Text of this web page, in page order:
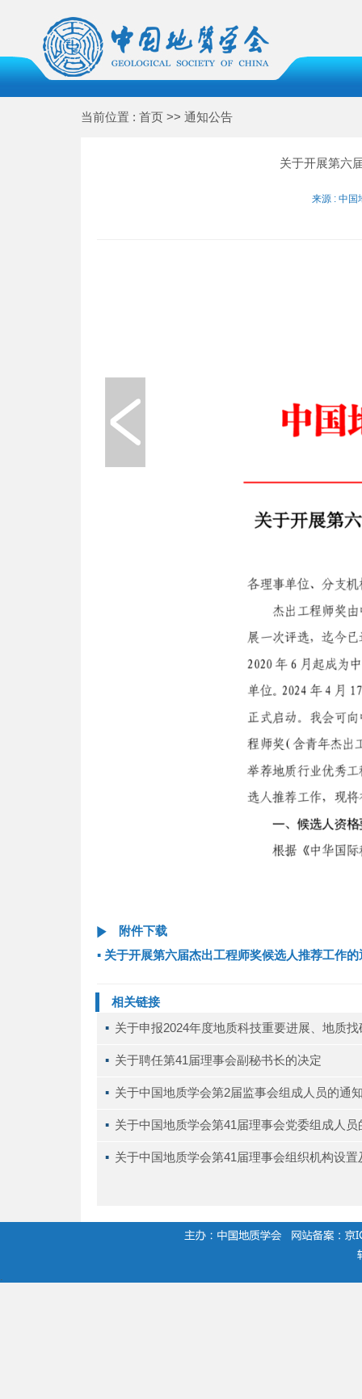
当前位置 : 首页 >> 通知公告
关于开展第六
来源 : 中
附件下载
▪ 关于开展第六届杰出工程师奖候选人推荐工作
相关链接
▪ 关于申报2024年度地质科技重要进展、地质
▪ 关于聘任第41届理事会副秘书长的决定
▪ 关于中国地质学会第2届监事会组成人员的通
▪ 关于中国地质学会第41届理事会党委组成人员
▪ 关于中国地质学会第41届理事会组织机构设
.